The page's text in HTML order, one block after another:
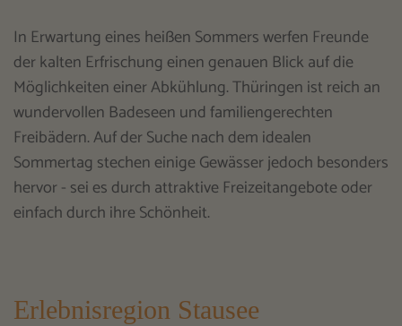
In Erwartung eines heißen Sommers werfen Freunde
der kalten Erfrischung einen genauen Blick auf die
Möglichkeiten einer Abkühlung. Thüringen ist reich an
wundervollen Badeseen und familiengerechten
Freibädern. Auf der Suche nach dem idealen
Sommertag stechen einige Gewässer jedoch besonders
hervor - sei es durch attraktive Freizeitangebote oder
einfach durch ihre Schönheit.
Erlebnisregion Stausee